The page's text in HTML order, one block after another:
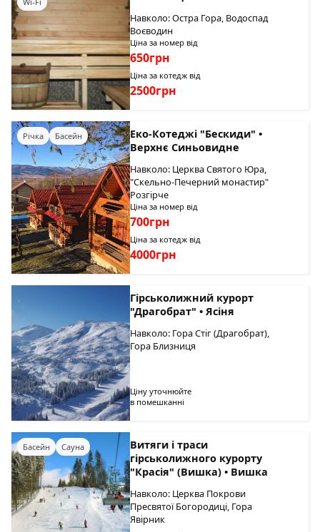
Навколо: Остра Гора, Водоспад
Воєводин
Ціна за номер від
650грн
Ціна за котедж від
2500грн
Річка Басейн
Еко-Котеджі "Бескиди" •
Верхнє Синьовидне
Навколо: Церква Святого Юра,
"Скельно-Печерний монастир"
Розгірче
Ціна за номер від
700грн
Ціна за котедж від
4000грн
Гірськолижний курорт
"Драгобрат" • Ясіня
Навколо: Гора Стіг (Драгобрат),
Гора Близниця
Ціну уточнюйте
в помешканні
Басейн Сауна
Витяги і траси
гірськолижного курорту
"Красія" (Вишка) • Вишка
Навколо: Церква Покрови
Пресвятої Богородиці, Гора
Явірник